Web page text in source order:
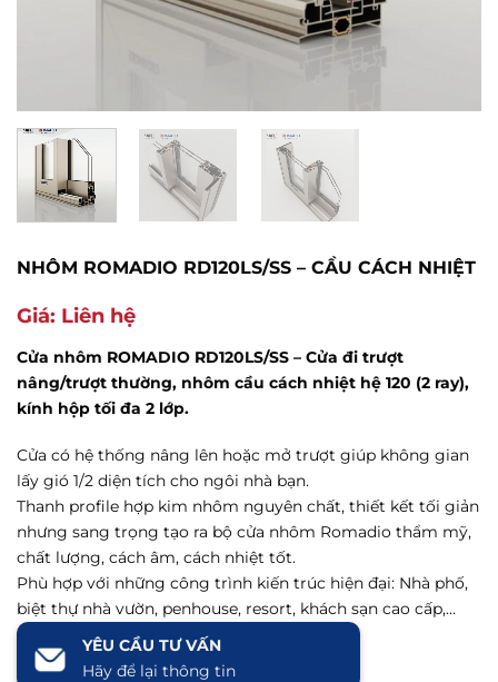
NHÔM ROMADIO RD120LS/SS – CẦU CÁCH NHIỆT
Giá: Liên hệ
Cửa nhôm ROMADIO RD120LS/SS – Cửa đi trượt
nâng/trượt thường, nhôm cầu cách nhiệt hệ 120 (2 ray),
kính hộp tối đa 2 lớp.
Cửa có hệ thống nâng lên hoặc mở trượt giúp không gian
lấy gió 1/2 diện tích cho ngôi nhà bạn.
Thanh profile hợp kim nhôm nguyên chất, thiết kết tối giản
nhưng sang trọng tạo ra bộ cửa nhôm Romadio thẩm mỹ,
chất lượng, cách âm, cách nhiệt tốt.
Phù hợp với những công trình kiến trúc hiện đại: Nhà phố,
biệt thự nhà vườn, penhouse, resort, khách sạn cao cấp,…
YÊU CẦU TƯ VẤN
Hãy để lại thông tin